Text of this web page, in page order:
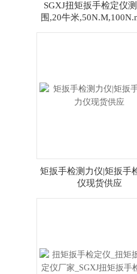
SGXJ扭矩扳手检定仪
围,20牛米
矩扳手检测力仪|矩扳手
仪现货供应